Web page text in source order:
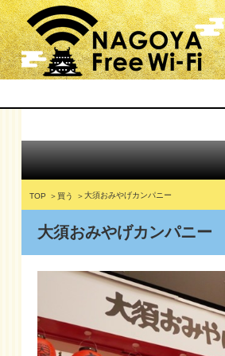
TOP 買う 大須おみやげカンパニー
大須おみやげカンパニー